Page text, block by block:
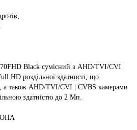
Black сумісний з AHD/TVI/CVI |
HD роздільної здатності, що
а також AHD/TVI/CVI | CVBS камерами
здатністю до 2 Мп.